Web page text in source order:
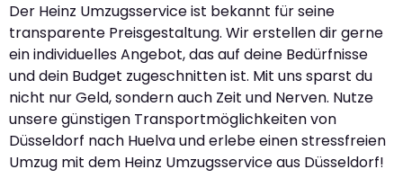
Der Heinz Umzugsservice ist bekannt für seine
transparente Preisgestaltung. Wir erstellen dir gerne
ein individuelles Angebot, das auf deine Bedürfnisse
und dein Budget zugeschnitten ist. Mit uns sparst du
nicht nur Geld, sondern auch Zeit und Nerven. Nutze
unsere günstigen Transportmöglichkeiten von
Düsseldorf nach Huelva und erlebe einen stressfreien
Umzug mit dem Heinz Umzugsservice aus Düsseldorf!